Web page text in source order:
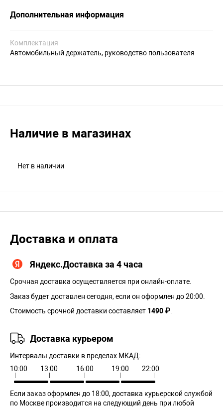
Дополнительная информация
Комплектация
Автомобильный держатель, руководство пользователя
Наличие в магазинах
Нет в наличии
Доставка и оплата
Яндекс.Доставка за 4 часа
Срочная доставка осуществляется при онлайн-оплате.
Заказ будет доставлен сегодня, если он оформлен до 20:00.
Стоимость срочной доставки составляет 1490 ₽
Доставка курьером
Интервалы доставки в пределах МКАД:
10:00
13:00 16:00 19:00 22:00
Если заказ оформлен до 18:00, доставка курьерской службой
по Москве производится на следующий день при любой